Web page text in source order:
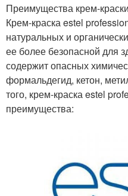
Преимущества крем-
Крем-краска estel
натуральных и
ее более безопасной для
содержит опасных
формальдегид, кетон,
того, крем-краска estel
преимущества: